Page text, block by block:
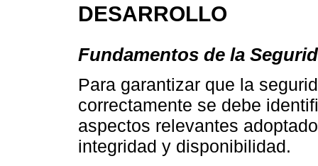
DESARROLLO
Fundamentos de la
Para garantizar que la
correctamente se debe
aspectos relevantes
integridad y disponibilidad.